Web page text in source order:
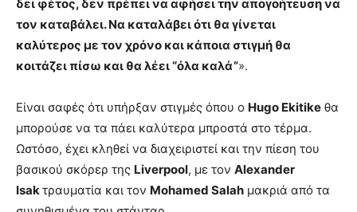
δει φέτος, δεν πρέπει να αφήσει την απογοήτευση να
τον καταβάλει. Να καταλάβει ότι θα γίνεται
καλύτερος με τον χρόνο και κάποια στιγμή θα
κοιτάζει πίσω και θα λέει “όλα καλά”».
Είναι σαφές ότι υπήρξαν στιγμές όπου ο Hugo Ekitike θα
μπορούσε να τα πάει καλύτερα μπροστά στο τέρμα.
Ωστόσο, έχει κληθεί να διαχειριστεί και την πίεση του
βασικού σκόρερ της Liverpool, με τον Alexander
Isakτραυματία και τον Mohamed Salah μακριά από τα